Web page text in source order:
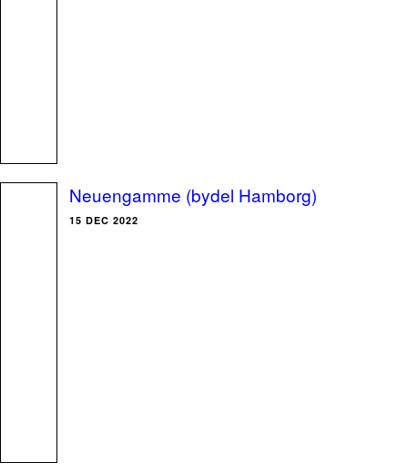
Neuengamme (bydel Hamborg)
15 DEC 2022